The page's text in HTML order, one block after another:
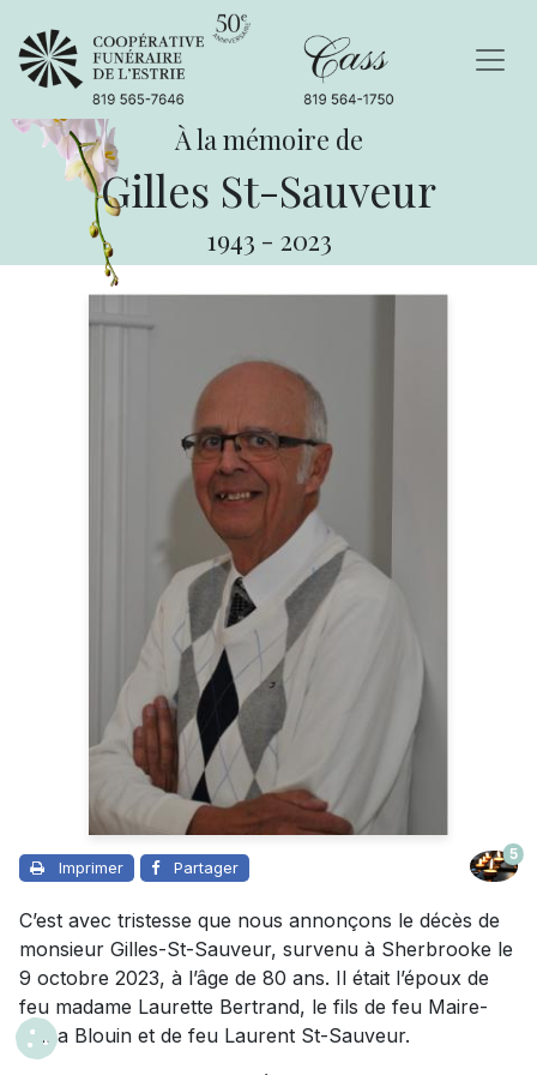
À la mémoire de
Gilles St-Sauveur
1943 - 2023
Imprimer Partager
5
C’est avec tristesse que nous annonçons le décès de
monsieur Gilles-St-Sauveur, survenu à Sherbrooke le
9 octobre 2023, à l’âge de 80 ans. Il était l’époux de
feu madame Laurette Bertrand, le fils de feu Maire-
Anna Blouin et de feu Laurent St-Sauveur.